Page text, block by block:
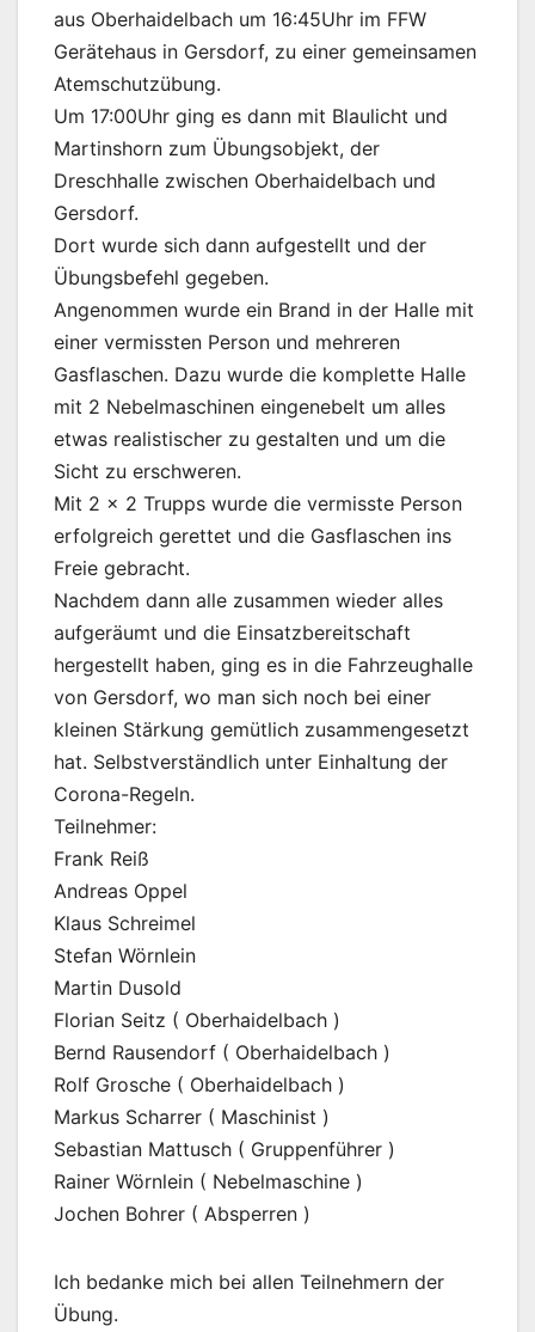
aus Oberhaidelbach um 16:45Uhr im FFW
Gerätehaus in Gersdorf, zu einer gemeinsamen
Atemschutzübung.
Um 17:00Uhr ging es dann mit Blaulicht und
Martinshorn zum Übungsobjekt, der
Dreschhalle zwischen Oberhaidelbach und
Gersdorf.
Dort wurde sich dann aufgestellt und der
Übungsbefehl gegeben.
Angenommen wurde ein Brand in der Halle mit
einer vermissten Person und mehreren
Gasflaschen. Dazu wurde die komplette Halle
mit 2 Nebelmaschinen eingenebelt um alles
etwas realistischer zu gestalten und um die
Sicht zu erschweren.
Mit 2 x 2 Trupps wurde die vermisste Person
erfolgreich gerettet und die Gasflaschen ins
Freie gebracht.
Nachdem dann alle zusammen wieder alles
aufgeräumt und die Einsatzbereitschaft
hergestellt haben, ging es in die Fahrzeughalle
von Gersdorf, wo man sich noch bei einer
kleinen Stärkung gemütlich zusammengesetzt
hat. Selbstverständlich unter Einhaltung der
Corona-Regeln.
Teilnehmer:
Frank Reiß
Andreas Oppel
Klaus Schreimel
Stefan Wörnlein
Martin Dusold
Florian Seitz ( Oberhaidelbach )
Bernd Rausendorf ( Oberhaidelbach )
Rolf Grosche ( Oberhaidelbach )
Markus Scharrer ( Maschinist )
Sebastian Mattusch ( Gruppenführer )
Rainer Wörnlein ( Nebelmaschine )
Jochen Bohrer ( Absperren )
Ich bedanke mich bei allen Teilnehmern der
Übung.